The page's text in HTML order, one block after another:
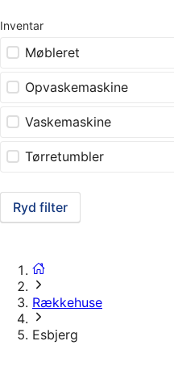
Inventar
Møbleret
Opvaskemaskine
Vaskemaskine
Tørretumbler
Ryd filter
Rækkehuse
Esbjerg